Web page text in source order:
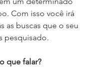
Com isso você irá
as buscas que o seu
pesquisado.
que falar?